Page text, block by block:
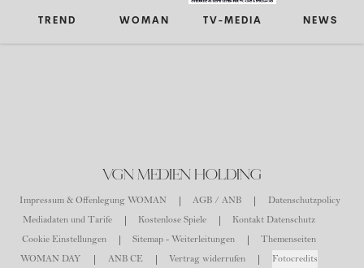
TREND WOMAN TV-MEDIA NEWS
VGN MEDIEN HOLDING
Impressum & Offenlegung WOMAN AGB / ANB
Datenschutzpolicy
Mediadaten und Tarife
Kostenlose Spiele
Kontakt Datenschutz
Cookie Einstellungen
Sitemap - Weiterleitungen
Themenseiten
WOMAN DAY
ANB CE Vertrag widerrufen Fotocredits